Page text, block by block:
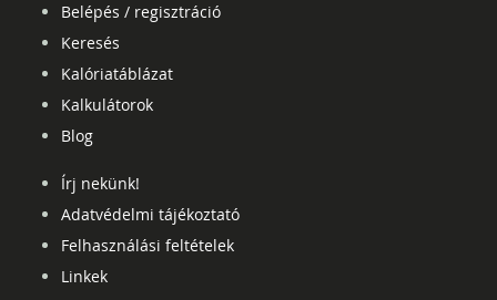
Belépés / regisztráció
Keresés
Kalóriatáblázat
Kalkulátorok
Blog
Írj nekünk!
Adatvédelmi tájékoztató
Felhasználási feltételek
Linkek